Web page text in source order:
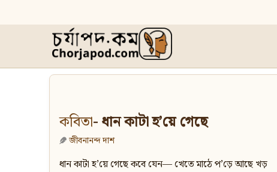
কবিতা- ধান কাটা হ’য়ে গেছে
জীবনানন্দ দাশ
ধান কাটা হ’য়ে গেছে কবে যেন— খেতে মাঠে প’ড়ে আছে খড়